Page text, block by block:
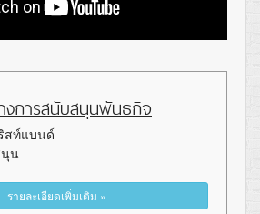
งการสนับสนุนพันธกิจ
สท์แบนด์
นุน
รายละเอียดเพิ่มเติม »